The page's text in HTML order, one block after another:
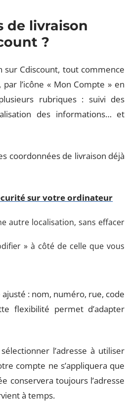
de livraison
?
Cdiscount, tout commence
par l’icône « Mon Compte » en
rubriques : suivi des
des informations… et
coordonnées de livraison déjà
sur votre ordinateur
autre localisation, sans effacer
» à côté de celle que vous
: nom, numéro, rue, code
flexibilité permet d’adapter
l’adresse à utiliser
compte ne s’appliquera que
conservera toujours l’adresse
à temps.